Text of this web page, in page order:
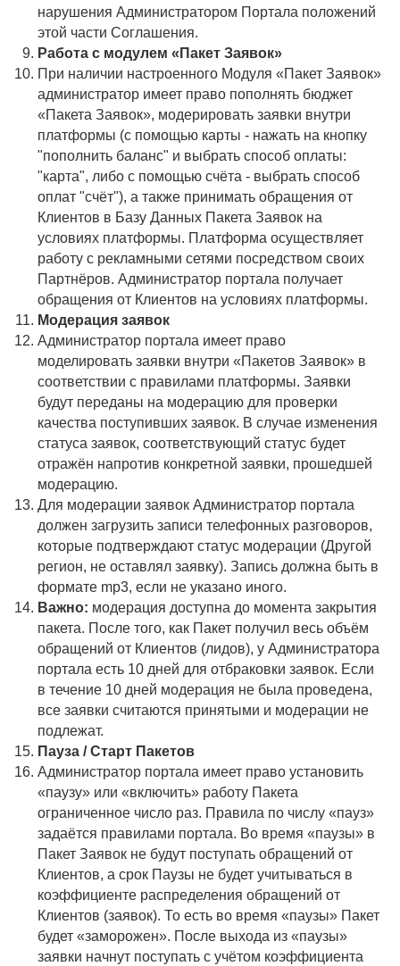
нарушения Администратором Портала положений
этой части Соглашения.
Работа с модулем «Пакет Заявок»
При наличии настроенного Модуля «Пакет Заявок»
администратор имеет право пополнять бюджет
«Пакета Заявок», модерировать заявки внутри
платформы (с помощью карты - нажать на кнопку
"пополнить баланс" и выбрать способ оплаты:
"карта", либо с помощью счёта - выбрать способ
оплат "счёт"), а также принимать обращения от
Клиентов в Базу Данных Пакета Заявок на
условиях платформы. Платформа осуществляет
работу с рекламными сетями посредством своих
Партнёров. Администратор портала получает
обращения от Клиентов на условиях платформы.
Модерация заявок
Администратор портала имеет право
моделировать заявки внутри «Пакетов Заявок» в
соответствии с правилами платформы. Заявки
будут переданы на модерацию для проверки
качества поступивших заявок. В случае изменения
статуса заявок, соответствующий статус будет
отражён напротив конкретной заявки, прошедшей
модерацию.
Для модерации заявок Администратор портала
должен загрузить записи телефонных разговоров,
которые подтверждают статус модерации (Другой
регион, не оставлял заявку). Запись должна быть в
формате mp3, если не указано иного.
Важно: модерация доступна до момента закрытия
пакета. После того, как Пакет получил весь объём
обращений от Клиентов (лидов), у Администратора
портала есть 10 дней для отбраковки заявок. Если
в течение 10 дней модерация не была проведена,
все заявки считаются принятыми и модерации не
подлежат.
Пауза / Старт Пакетов
Администратор портала имеет право установить
«паузу» или «включить» работу Пакета
ограниченное число раз. Правила по числу «пауз»
задаётся правилами портала. Во время «паузы» в
Пакет Заявок не будут поступать обращений от
Клиентов, а срок Паузы не будет учитываться в
коэффициенте распределения обращений от
Клиентов (заявок). То есть во время «паузы» Пакет
будет «заморожен». После выхода из «паузы»
заявки начнут поступать с учётом коэффициента